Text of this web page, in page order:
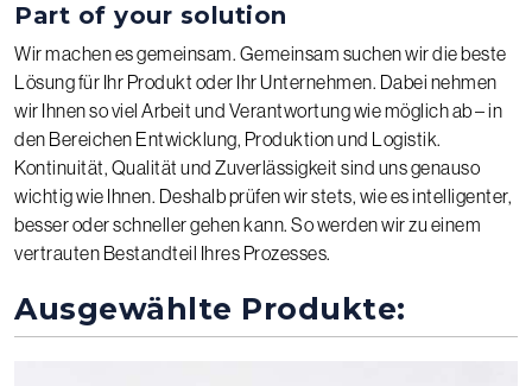
Part of your solution
Wir machen es gemeinsam. Gemeinsam suchen wir die beste
Lösung für Ihr Produkt oder Ihr Unternehmen. Dabei nehmen
wir Ihnen so viel Arbeit und Verantwortung wie möglich ab – in
den Bereichen Entwicklung, Produktion und Logistik.
Kontinuität, Qualität und Zuverlässigkeit sind uns genauso
wichtig wie Ihnen. Deshalb prüfen wir stets, wie es intelligenter,
besser oder schneller gehen kann. So werden wir zu einem
vertrauten Bestandteil Ihres Prozesses.
Ausgewählte Produkte: